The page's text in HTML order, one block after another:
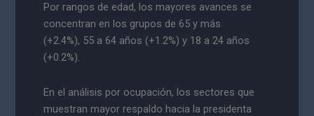
Por rangos de edad, los mayores avances se
concentran en los grupos de 65 y más
(+2.4%), 55 a 64 años (+1.2%) y 18 a 24 años
(+0.2%).
En el análisis por ocupación, los sectores que
muestran mayor respaldo hacia la presidenta